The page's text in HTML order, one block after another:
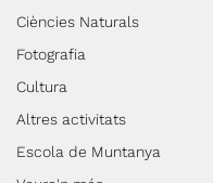
Ciències Naturals
Fotografia
Cultura
Altres activitats
Escola de Muntanya